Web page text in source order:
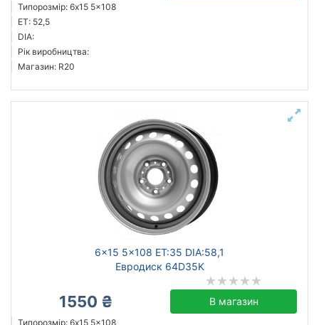
Типорозмір: 6x15 5x108
ET: 52,5
DIA:
Рік виробництва:
Магазин: R20
6x15 5x108 ET:35 DIA:58,1
Евродиск 64D35K
1550 ₴ В магазин
Типорозмір: 6x15 5x108